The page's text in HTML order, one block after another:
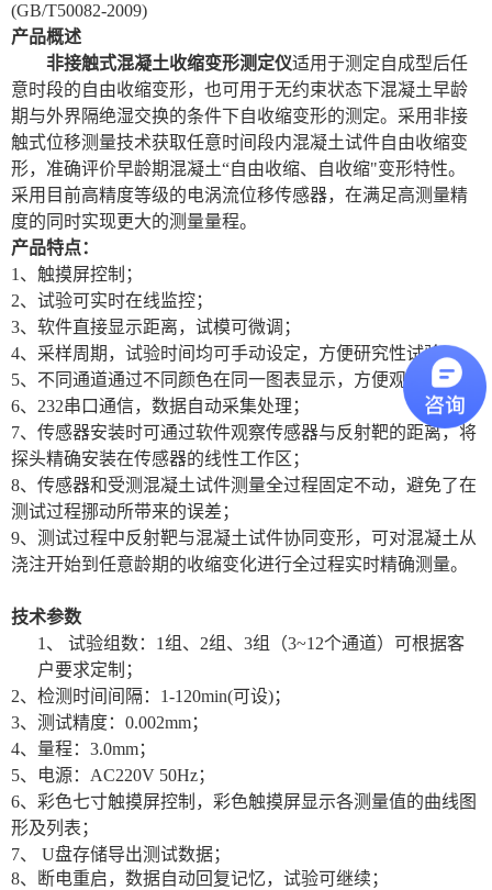
(GB/T50082-2009)
产品概述
非接触式混凝土收缩变形测定仪适用于测定自成型后任
意时段的自由收缩变形，也可用于无约束状态下混凝土早龄
期与外界隔绝湿交换的条件下自收缩变形的测定。采用非接
触式位移测量技术获取任意时间段内混凝土试件自由收缩变
形，准确评价早龄期混凝土“自由收缩、自收缩"变形特性。
采用目前高精度等级的电涡流位移传感器，在满足高测量精
度的同时实现更大的测量量程。
产品特点：
1 、触摸屏控制；
2、试验可实时在线监控；
3、软件直接显示距离，试模可微调；
4、采样周期，试验时间均可手动设定，方便研究性试验；
5、不同通道通过不同颜色在同一图表显示，方便观察比较；
6、 232串口通信，数据自动采集处理；
7、传感器安装时可通过软件观察传感器与反射靶的距离，将
探头精确安装在传感器的线性工作区；
8、传感器和受测混凝土试件测量全过程固定不动，避免了在
测试过程挪动所带来的误差；
9、测试过程中反射靶与混凝土试件协同变形，可对混凝土从
浇注开始到任意龄期的收缩变化进行全过程实时精确测量。
技术参数
1、 试验组数： 1组 、 2组、 3组（3~12个通道）可根据客
户要求定制；
2、检测时间间隔： 1-120min(可设)；
3、测试精度： 0.002mm；
4、量程： 3.0mm；
5、电源： AC220V 50Hz；
6、彩色七寸触摸屏控制， 彩色触摸屏显示各测量值的曲线图
形及列表；
7、 U盘存储导出测试数据；
8、断电重启，数据自动回复记忆，试验可继续；